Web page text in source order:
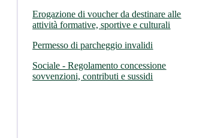
Erogazione di voucher da destinare alle
attività formative, sportive e culturali
Permesso di parcheggio invalidi
Sociale - Regolamento concessione
sovvenzioni, contributi e sussidi